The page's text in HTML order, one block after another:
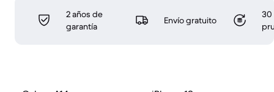
2 años de
garantía
Envío gratuito
30